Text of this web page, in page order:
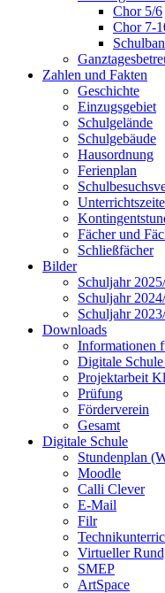
Chor 5/6
Chor 7-
Zahlen und Fakten
Geschichte
Einzugsgebiet
Schulgelände
Schulgebäude
Hausordnung
Ferienplan
Fächer und
Schließfächer
Bilder
Schuljahr
Schuljahr
Schuljahr
Downloads
Informationen
Digitale
Projektarbeit
Prüfung
Förderverein
Gesamt
Digitale Schule
Stundenplan
Moodle
Calli Clever
E-Mail
Filr
Virtueller
SMEP
ArtSpace